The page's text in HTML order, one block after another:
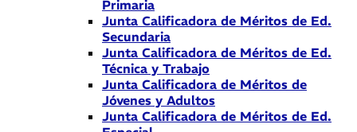
Primaria
Junta Calificadora de Méritos de Ed.
Secundaria
Junta Calificadora de Méritos de Ed.
Técnica y Trabajo
Junta Calificadora de Méritos de
Jóvenes y Adultos
Junta Calificadora de Méritos de Ed.